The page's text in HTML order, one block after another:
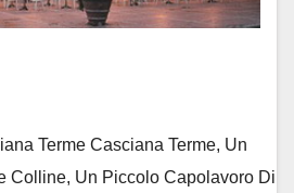
Terme Casciana Terme, Un
Colline, Un Piccolo Capolavoro Di